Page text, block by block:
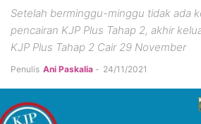
Setelah berminggu-minggu tidak ada
pencairan KJP Plus Tahap 2, akhir
KJP Plus Tahap 2 Cair 29 November
Penulis Ani Paskalia - 24/11/2021